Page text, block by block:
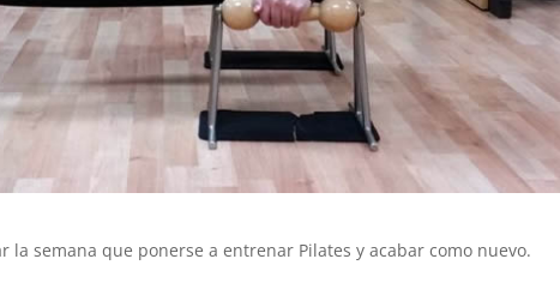
la semana que ponerse a entrenar Pilates y acabar como nuevo.